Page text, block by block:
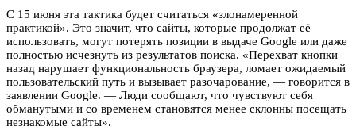
С 15 июня эта тактика будет считаться «злонамеренной
практикой». Это значит, что сайты, которые продолжат её
использовать, могут потерять позиции в выдаче Google или даже
полностью исчезнуть из результатов поиска. «Перехват кнопки
назад нарушает функциональность браузера, ломает ожидаемый
пользовательский путь и вызывает разочарование, — говорится в
заявлении Google. — Люди сообщают, что чувствуют себя
обманутыми и со временем становятся менее склонны посещать
незнакомые сайты».